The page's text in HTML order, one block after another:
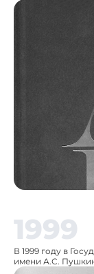
1999
В 1999 году в
имени А.С.